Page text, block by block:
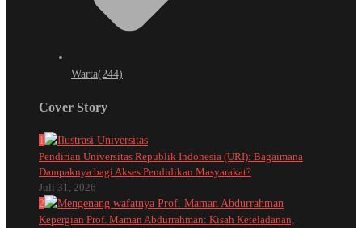
Warta(244)
Cover Story
1
Pendirian Universitas Republik Indonesia (URI): Bagaimana
Dampaknya bagi Akses Pendidikan Masyarakat?
Juli 31, 2026
2
Kepergian Prof. Maman Abdurrahman: Kisah Keteladanan,